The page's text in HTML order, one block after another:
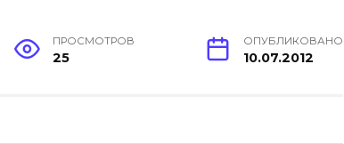
ПРОСМОТРОВ
25
ОПУБЛИКОВАНО
10.07.2012